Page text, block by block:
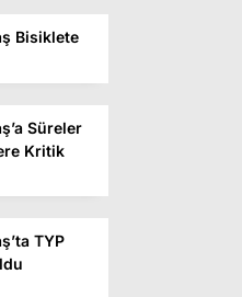
Bisiklete
Süreler
Kritik
TYP